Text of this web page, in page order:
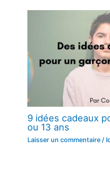
9 idées cadeaux
ou 13 ans
Laisser un commentaire /